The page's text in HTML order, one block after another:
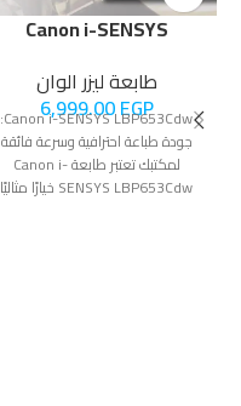
Canon i-SENSYS
طابعة ليزر الوان
6,999.00EGP
Canon i-SENSYS LBP653Cdw:
جودة طباعة احترافية وسرعة فائقة
لمكتبك تعتبر طابعة Canon i-
SENSYS LBP653Cdw خيارًا مثاليًا